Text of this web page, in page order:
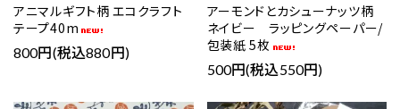
アニマルギフト柄 エコクラフト
テープ40m
800円(税込880円)
アーモンドとカシューナッツ柄
ネイビー ラッピングペーパー/
包装紙 5枚
500円(税込550円)